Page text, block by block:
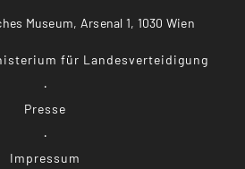
Museum, Arsenal 1, 1030 Wien
für Landesverteidigung
Presse
Impressum